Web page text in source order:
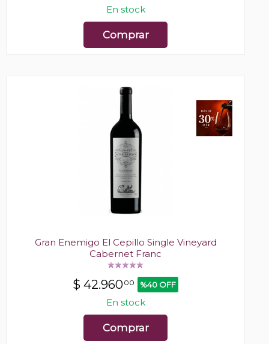
En stock
Comprar
Gran Enemigo El Cepillo Single Vineyard
Cabernet Franc
$ 42.96000 %40 OFF
En stock
Comprar